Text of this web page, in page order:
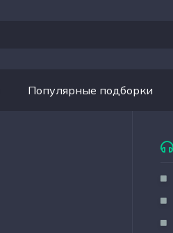
Популярные подборки